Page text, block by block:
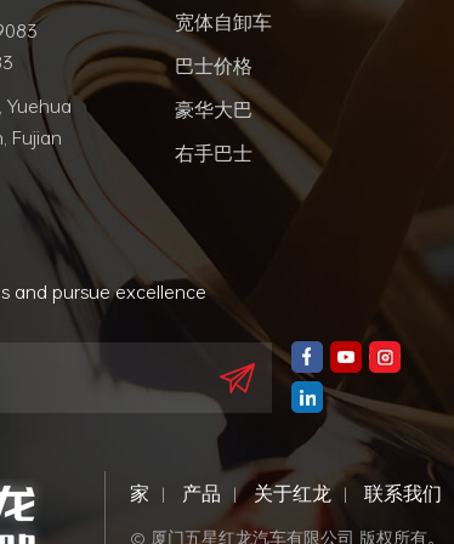
Yuehua
Fujian
宽体自卸车
巴士价格
豪华大巴
右手巴士
and pursue excellence
家 | 产品 | 关于红龙 | 联系我们
© 厦门五星红龙汽车有限公司 版权所有。